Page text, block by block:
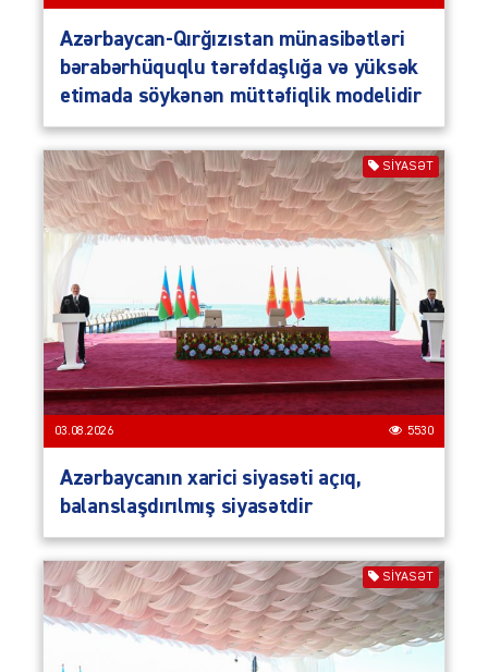
Azərbaycan-Qırğızıstan münasibətləri
bərabərhüquqlu tərəfdaşlığa və yüksək
etimada söykənən müttəfiqlik modelidir
SIYASƏT
03.08.2026 5530
Azərbaycanın xarici siyasəti açıq,
balanslaşdırılmış siyasətdir
SIYASƏT